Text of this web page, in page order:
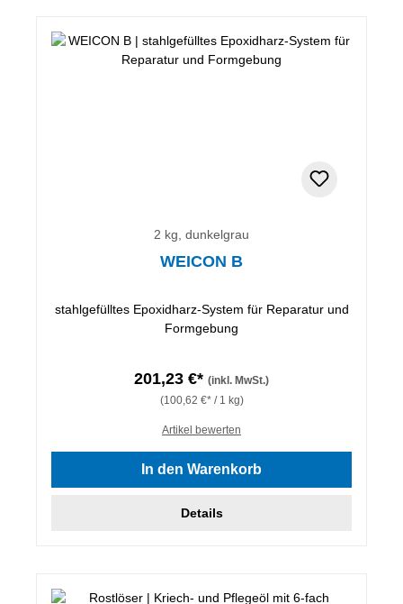
2 kg, dunkelgrau
WEICON B
stahlgefülltes Epoxidharz-System für Reparatur und
Formgebung
201,23 €* (inkl. MwSt.)
(100,62 €* / 1 kg)
Artikel bewerten
In den Warenkorb
Details